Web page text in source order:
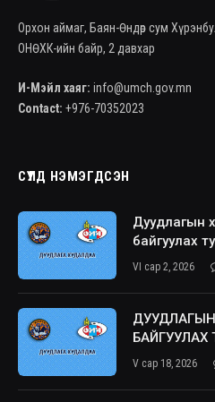
Орхон аймаг, Баян-Өндөр сум
ОНӨХК-ийн байр, 2 давхар
И-Мэйл хаяг: info@umch.gov.mn
Contact: +976-70352023
СҮҮЛД НЭМЭГДСЭН
Дуудлагын
байгуулах
VI сар 2, 2026
БАЙГУУЛАХ
V сар 18, 2026